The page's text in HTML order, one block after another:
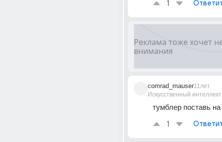
1
comrad_mauser
Искусственный интеллект
11лет
тумблер поставь на
1